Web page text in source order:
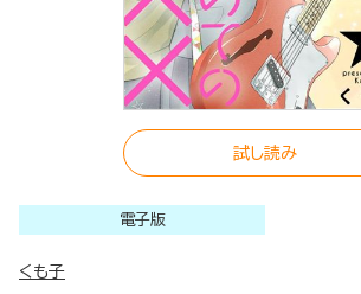
試し読み
電子版
くも子